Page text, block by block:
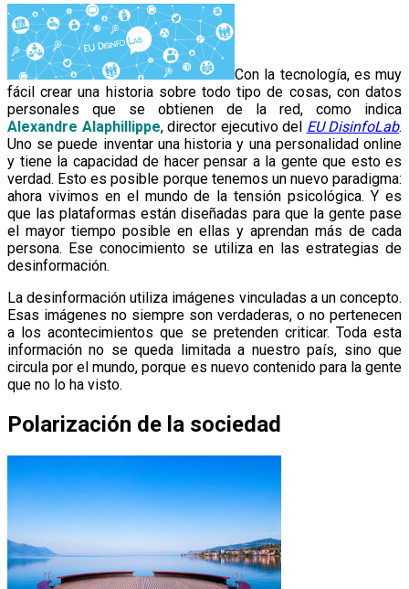
Con la tecnología, es muy
fácil crear una historia sobre todo tipo de cosas, con datos
personales que se obtienen de la red, como indica
Alexandre Alaphillippe, director ejecutivo del EU DisinfoLab.
Uno se puede inventar una historia y una personalidad online
y tiene la capacidad de hacer pensar a la gente que esto es
verdad. Esto es posible porque tenemos un nuevo paradigma:
ahora vivimos en el mundo de la tensión psicológica. Y es
que las plataformas están diseñadas para que la gente pase
el mayor tiempo posible en ellas y aprendan más de cada
persona. Ese conocimiento se utiliza en las estrategias de
desinformación.
La desinformación utiliza imágenes vinculadas a un concepto.
Esas imágenes no siempre son verdaderas, o no pertenecen
a los acontecimientos que se pretenden criticar. Toda esta
información no se queda limitada a nuestro país, sino que
circula por el mundo, porque es nuevo contenido para la gente
que no lo ha visto.
Polarización de la sociedad